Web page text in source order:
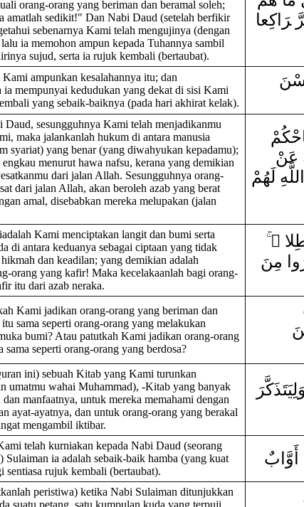
orang-orang yang beriman dan beramal soleh;
amatlah sedikit!" Dan Nabi Daud (setelah berfikir
sebenarnya Kami telah mengujinya (dengan
ia memohon ampun kepada Tuhannya sambil
sujud, serta ia rujuk kembali (bertaubat).
رَّ ‌ ‌‍رَ ‌اكِعا
ampunkan kesalahannya itu; dan
ia mempunyai kedudukan yang dekat di sisi Kami
yang sebaik-baiknya (pada hari akhirat kelak).
Daud, sesungguhnya Kami telah menjadikanmu
maka jalankanlah hukum di antara manusia
syariat) yang benar (yang diwahyukan kepadamu);
menurut hawa nafsu, kerana yang demikian
dari jalan Allah. Sesungguhnya orang-
dari jalan Allah, akan beroleh azab yang berat
amal, disebabkan mereka melupakan (jalan
عَ‍‌‍ن
للَّ‍‍هِ لَهُمْ
Kami menciptakan langit dan bumi serta
di antara keduanya sebagai ciptaan yang tidak
dan keadilan; yang demikian adalah
orang yang kafir! Maka kecelakaanlah bagi orang-
itu dari azab neraka.
‍لا‌ ‌ ً‌
‌ مِنَ
Kami jadikan orang-orang yang beriman dan
sama seperti orang-orang yang melakukan
bumi? Atau patutkah Kami jadikan orang-orang
sama seperti orang-orang yang berdosa?
‍نَ
ini) sebuah Kitab yang Kami turunkan
umatmu wahai Muhammad), -Kitab yang banyak
dan manfaatnya, untuk mereka memahami dengan
ayat-ayatnya, dan untuk orang-orang yang berakal
mengambil iktibar.
‌وَلِيَتَذَكَّ‍رَ
telah kurniakan kepada Nabi Daud (seorang
Sulaiman ia adalah sebaik-baik hamba (yang kuat
sentiasa rujuk kembali (bertaubat).
‌أَ‌وَّ‌ابٌ
peristiwa) ketika Nabi Sulaiman ditunjukkan
suatu petang, satu kumpulan kuda yang terpuji